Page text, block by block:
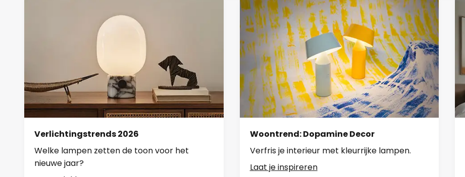
Verlichtingstrends 2026
Welke lampen zetten de toon voor het
nieuwe jaar?
Woontrend: Dopamine Decor
Verfris je interieur met kleurrijke lampen.
Laat je inspireren